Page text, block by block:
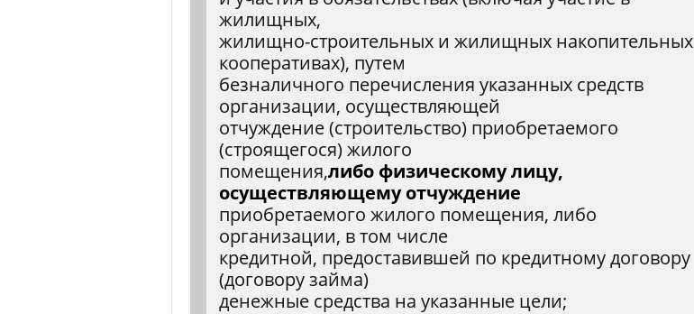
жилищных,
жилищно-строительных и жилищных накопительных
кооперативах), путем
безналичного перечисления указанных средств
организации, осуществляющей
отчуждение (строительство) приобретаемого
(строящегося) жилого
помещения,либо физическому лицу,
осуществляющему отчуждение
приобретаемого жилого помещения, либо
организации, в том числе
кредитной, предоставившей по кредитному договору
(договору займа)
денежные средства на указанные цели;